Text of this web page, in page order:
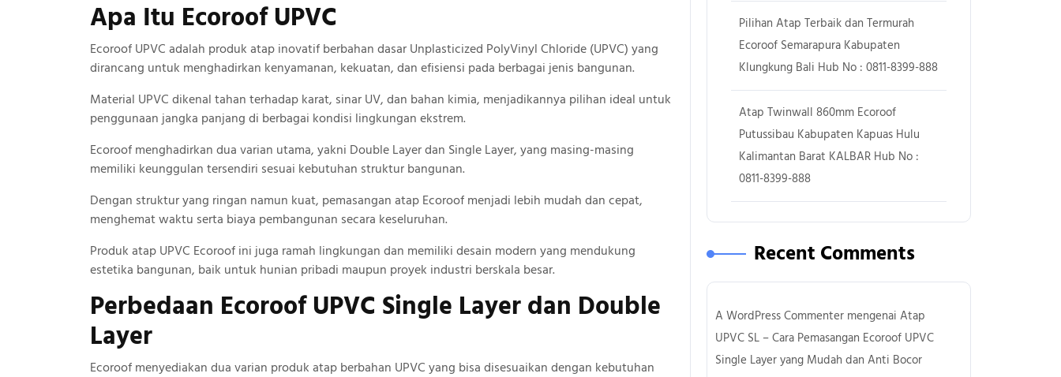
Apa Itu Ecoroof UPVC
Ecoroof UPVC adalah produk atap inovatif berbahan dasar Unplasticized PolyVinyl Chloride (UPVC) yang
dirancang untuk menghadirkan kenyamanan, kekuatan, dan efisiensi pada berbagai jenis bangunan.
Material UPVC dikenal tahan terhadap karat, sinar UV, dan bahan kimia, menjadikannya pilihan ideal untuk
penggunaan jangka panjang di berbagai kondisi lingkungan ekstrem.
Ecoroof menghadirkan dua varian utama, yakni Double Layer dan Single Layer, yang masing-masing
memiliki keunggulan tersendiri sesuai kebutuhan struktur bangunan.
Dengan struktur yang ringan namun kuat, pemasangan atap Ecoroof menjadi lebih mudah dan cepat,
menghemat waktu serta biaya pembangunan secara keseluruhan.
Produk atap UPVC Ecoroof ini juga ramah lingkungan dan memiliki desain modern yang mendukung
estetika bangunan, baik untuk hunian pribadi maupun proyek industri berskala besar.
Perbedaan Ecoroof UPVC Single Layer dan Double
Layer
Ecoroof menyediakan dua varian produk atap berbahan UPVC yang bisa disesuaikan dengan kebutuhan
Pilihan Atap Terbaik dan Termurah
Ecoroof Semarapura Kabupaten
Klungkung Bali Hub No : 0811-8399-888
Atap Twinwall 860mm Ecoroof
Putussibau Kabupaten Kapuas Hulu
Kalimantan Barat KALBAR Hub No :
0811-8399-888
Recent Comments
A WordPress Commenter mengenai Atap
UPVC SL – Cara Pemasangan Ecoroof UPVC
Single Layer yang Mudah dan Anti Bocor